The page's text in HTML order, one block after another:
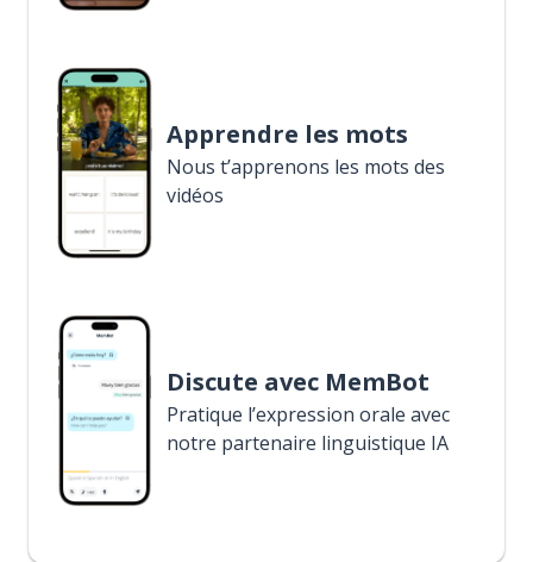
Apprendre les mots
Nous t’apprenons les mots des
vidéos
Discute avec MemBot
Pratique l’expression orale avec
notre partenaire linguistique IA